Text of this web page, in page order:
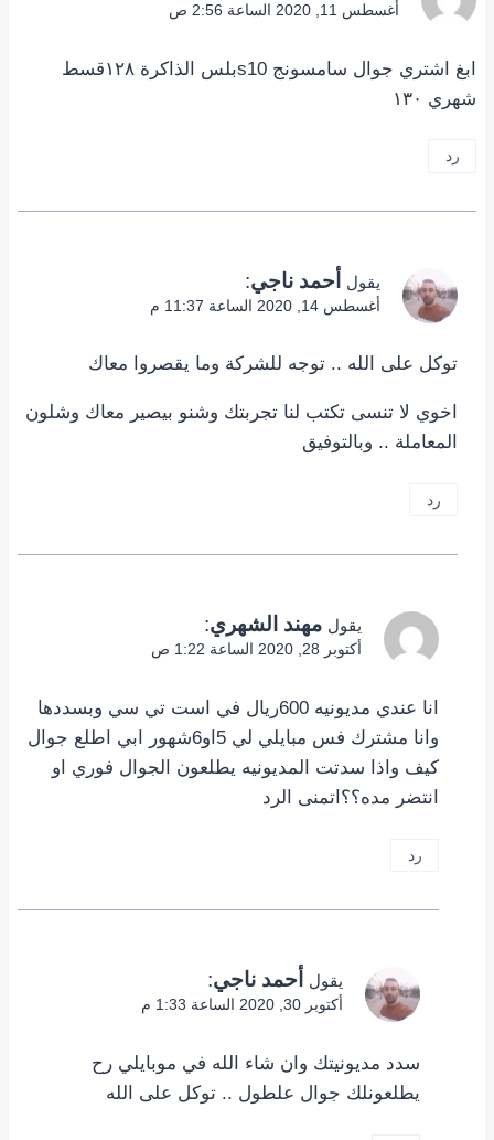
أغسطس 11, 2020 الساعة 2:56 ص
ابغ اشتري جوال سامسونج s10بلس الذاكرة ١٢٨قسط
شهري ١٣٠
رد
يقول أحمد ناجي:
أغسطس 14, 2020 الساعة 11:37 م
توكل على الله .. توجه للشركة وما يقصروا معاك
اخوي لا تنسى تكتب لنا تجربتك وشنو بيصير معاك وشلون
المعاملة .. وبالتوفيق
رد
يقول مهند الشهري:
أكتوبر 28, 2020 الساعة 1:22 ص
انا عندي مديونيه 600ريال في است تي سي وبسددها
وانا مشترك فس مبايلي لي 5او6شهور ابي اطلع جوال
كيف واذا سدتت المديونيه يطلعون الجوال فوري او
انتضر مده؟؟اتمنى الرد
رد
يقول أحمد ناجي:
أكتوبر 30, 2020 الساعة 1:33 م
سدد مديونيتك وان شاء الله في موبايلي رح
يطلعونلك جوال علطول .. توكل على الله